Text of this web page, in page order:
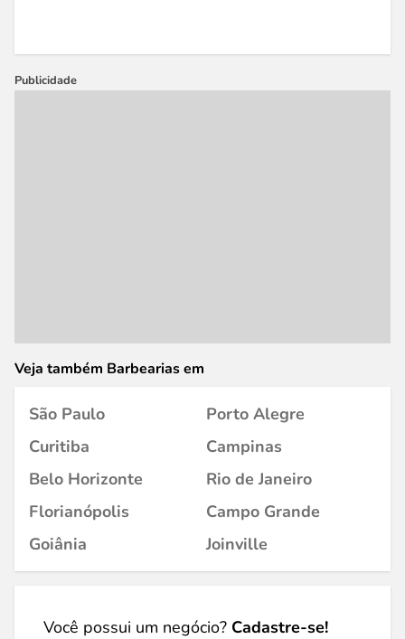
Publicidade
Veja também Barbearias em
São Paulo
Porto Alegre
Curitiba
Campinas
Belo Horizonte
Rio de Janeiro
Florianópolis
Campo Grande
Goiânia
Joinville
Você possui um negócio? Cadastre-se!